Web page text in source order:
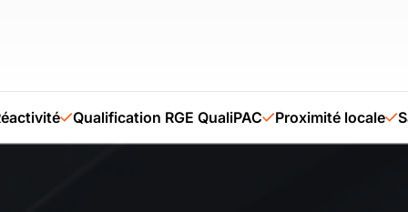
Qualification RGE QualiPAC Proximité locale Savoir-